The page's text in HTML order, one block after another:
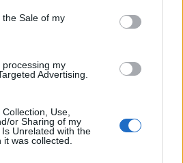
Sale of my
my
Advertising.
Use,
or Sharing of my
Unrelated with the
was collected.
tartalmazza:
cikkarchívum